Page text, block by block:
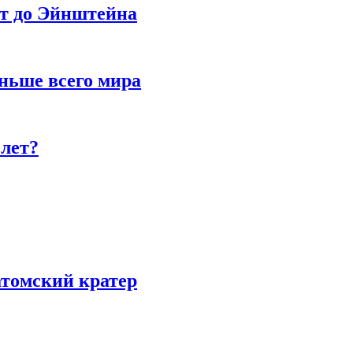
до Эйнштейна
всего мира
кратер